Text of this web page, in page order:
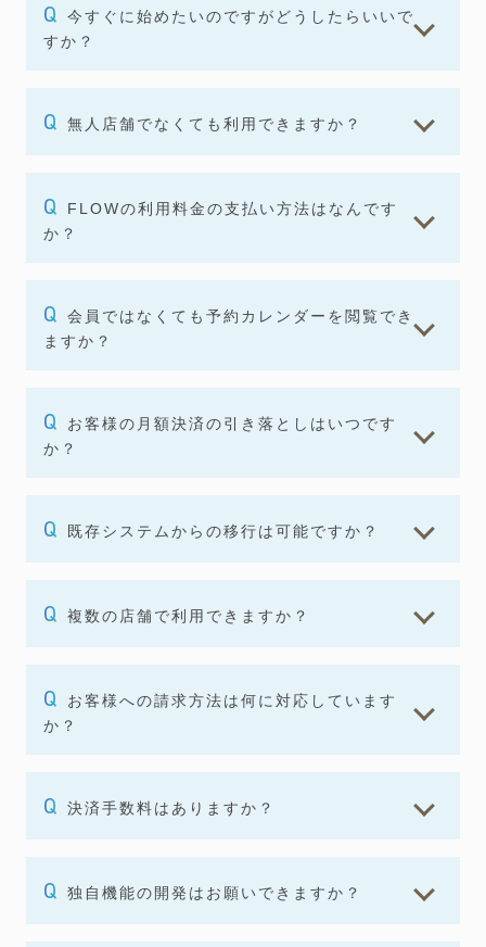
今すぐに始めたいのですがどうしたらいいで
すか？
無人店舗でなくても利用できますか？
FLOWの利用料金の支払い方法はなんです
か？
会員ではなくても予約カレンダーを閲覧でき
ますか？
お客様の月額決済の引き落としはいつです
か？
既存システムからの移行は可能ですか？
複数の店舗で利用できますか？
お客様への請求方法は何に対応しています
か？
決済手数料はありますか？
独自機能の開発はお願いできますか？